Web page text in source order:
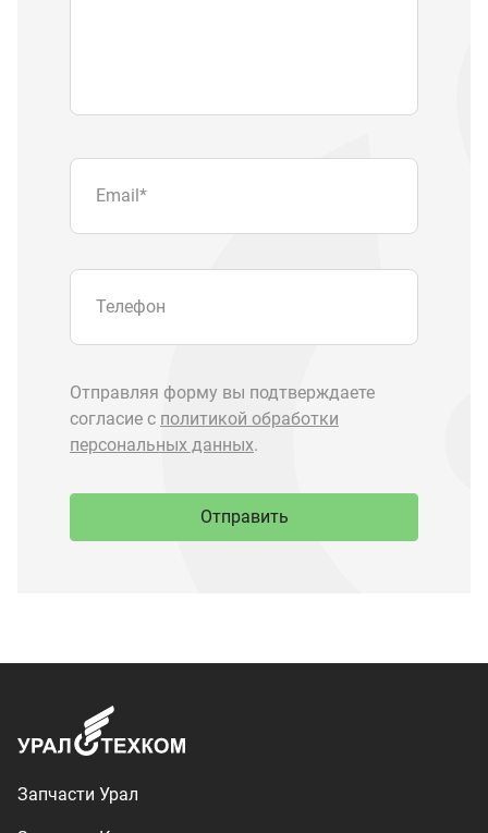
Запчасти Урал
Запчасти Камаз
Спецпредложения
Доставка и оплата
utkm@mail.ru